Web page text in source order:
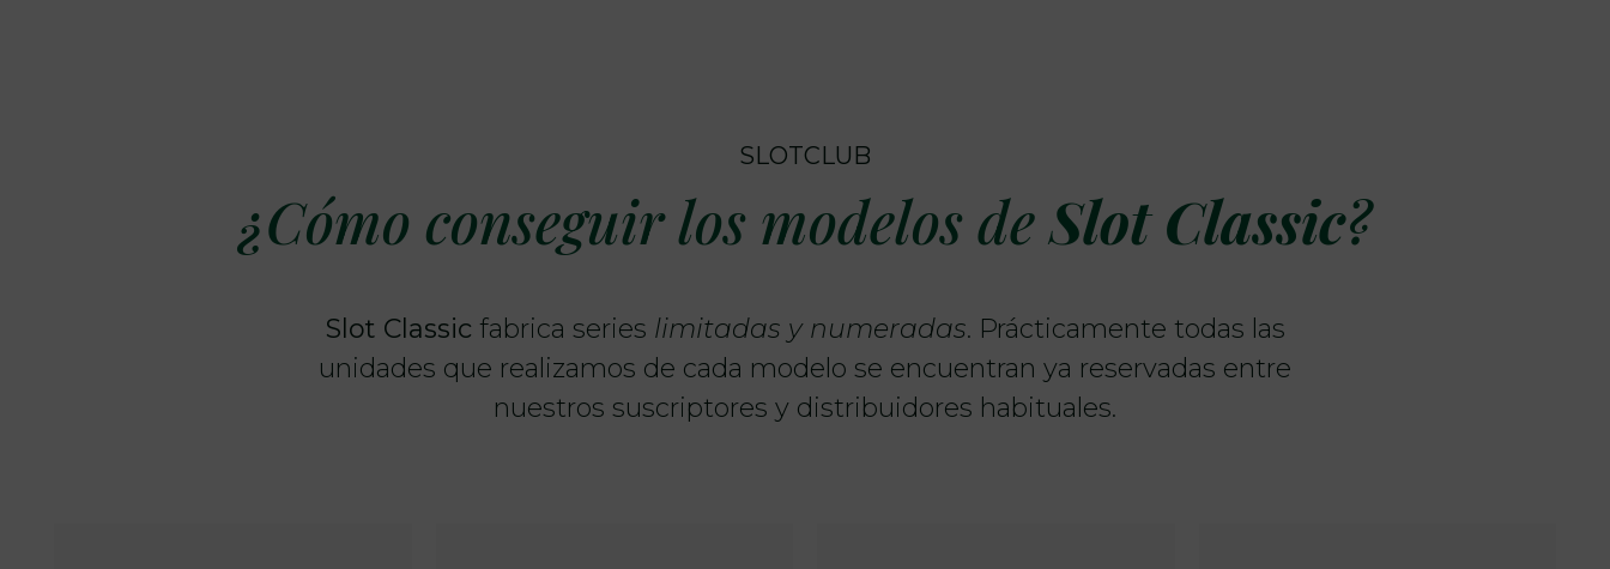
SLOTCLUB
¿Cómo conseguir los modelos deSlot Classic?
Slot Classic fabrica series limitadas y numeradas. Prácticamente todas las
unidades que realizamos de cada modelo se encuentran ya reservadas entre
nuestros suscriptores y distribuidores habituales.